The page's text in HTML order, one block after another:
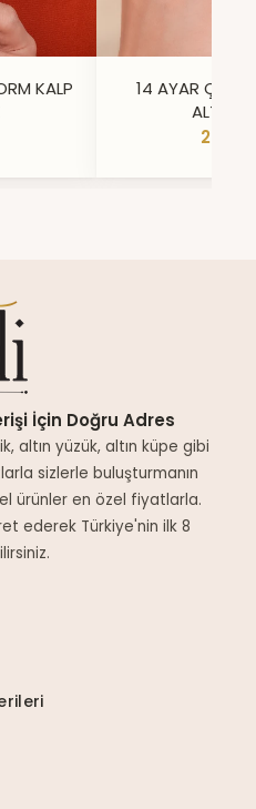
KALP
14 AYAR ÇİFT
ALTIN
İçin Doğru Adres
altın yüzük, altın küpe gibi
sizlerle buluşturmanın
ürünler en özel fiyatlarla.
ederek Türkiye'nin ilk 8